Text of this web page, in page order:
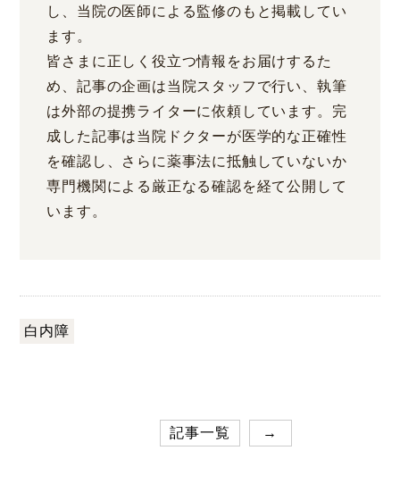
し、当院の医師による監修のもと掲載してい
ます。
皆さまに正しく役立つ情報をお届けするた
め、記事の企画は当院スタッフで行い、執筆
は外部の提携ライターに依頼しています。完
成した記事は当院ドクターが医学的な正確性
を確認し、さらに薬事法に抵触していないか
専門機関による厳正なる確認を経て公開して
います。
白内障
記事一覧 →